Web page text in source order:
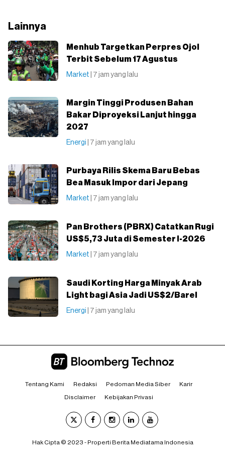
Lainnya
Menhub Targetkan Perpres Ojol
Terbit Sebelum 17 Agustus
Market | 7 jam yang lalu
Margin Tinggi Produsen Bahan
Bakar Diproyeksi Lanjut hingga
2027
Energi | 7 jam yang lalu
Purbaya Rilis Skema Baru Bebas
Bea Masuk Impor dari Jepang
Market | 7 jam yang lalu
Pan Brothers (PBRX) Catatkan Rugi
US$5,73 Juta di Semester I-2026
Market | 7 jam yang lalu
Saudi Korting Harga Minyak Arab
Light bagi Asia Jadi US$2/Barel
Energi | 7 jam yang lalu
Tentang Kami Redaksi Pedoman Media Siber Karir
Disclaimer Kebijakan Privasi
Hak Cipta © 2023 - Properti Berita Mediatama Indonesia